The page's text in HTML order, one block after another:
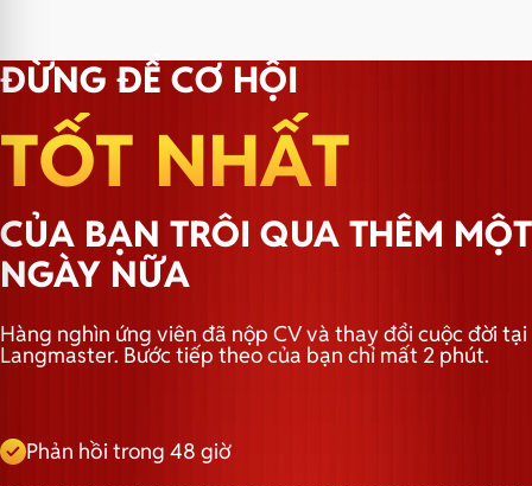
ĐỪNG ĐỂ CƠ HỘI
TỐT NHẤT
CỦA BẠN TRÔI QUA THÊM MỘT
NGÀY NỮA
Hàng nghìn ứng viên đã nộp CV và thay đổi cuộc đời tại
Langmaster. Bước tiếp theo của bạn chỉ mất 2 phút.
Phản hồi trong 48 giờ